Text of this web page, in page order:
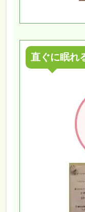
直ぐに眠れ